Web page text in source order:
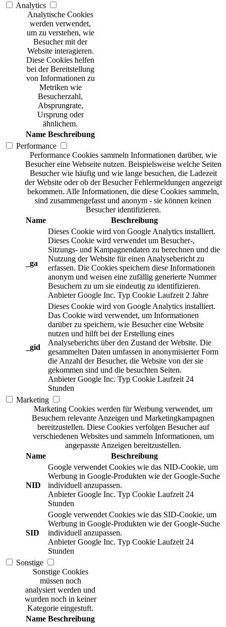
Analytics
Analytische Cookies
werden verwendet,
um zu verstehen, wie
Besucher mit der
Website interagieren.
Diese Cookies helfen
bei der Bereitstellung
von Informationen zu
Metriken wie
Besucherzahl,
Absprungrate,
Ursprung oder
ähnlichem.
Name Beschreibung
Performance
Performance Cookies sammeln Informationen darüber, wie
Besucher eine Webseite nutzen. Beispielsweise welche Seiten
Besucher wie häufig und wie lange besuchen, die Ladezeit
der Website oder ob der Besucher Fehlermeldungen angezeigt
bekommen. Alle Informationen, die diese Cookies sammeln,
sind zusammengefasst und anonym - sie können keinen
Besucher identifizieren.
Name
Beschreibung
_ga
Dieses Cookie wird von Google Analytics installiert.
Dieses Cookie wird verwendet um Besucher-,
Sitzungs- und Kampagnendaten zu berechnen und die
Nutzung der Website für einen Analysebericht zu
erfassen. Die Cookies speichern diese Informationen
anonym und weisen eine zufällig generierte Nummer
Besuchern zu um sie eindeutig zu identifizieren.
Anbieter Google Inc. Typ Cookie Laufzeit 2 Jahre
_gid
Dieses Cookie wird von Google Analytics installiert.
Das Cookie wird verwendet, um Informationen
darüber zu speichern, wie Besucher eine Website
nutzen und hilft bei der Erstellung eines
Analyseberichts über den Zustand der Website. Die
gesammelten Daten umfassen in anonymisierter Form
die Anzahl der Besucher, die Website von der sie
gekommen sind und die besuchten Seiten.
Anbieter Google Inc. Typ Cookie Laufzeit 24
Stunden
Marketing
Marketing Cookies werden für Werbung verwendet, um
Besuchern relevante Anzeigen und Marketingkampagnen
bereitzustellen. Diese Cookies verfolgen Besucher auf
verschiedenen Websites und sammeln Informationen, um
angepasste Anzeigen bereitzustellen.
Name
Beschreibung
NID
Google verwendet Cookies wie das NID-Cookie, um
Werbung in Google-Produkten wie der Google-Suche
individuell anzupassen.
Anbieter Google Inc. Typ Cookie Laufzeit 24
Stunden
SID
Google verwendet Cookies wie das SID-Cookie, um
Werbung in Google-Produkten wie der Google-Suche
individuell anzupassen.
Anbieter Google Inc. Typ Cookie Laufzeit 24
Stunden
Sonstige
Sonstige Cookies
müssen noch
analysiert werden und
wurden noch in keiner
Kategorie eingestuft.
Name Beschreibung